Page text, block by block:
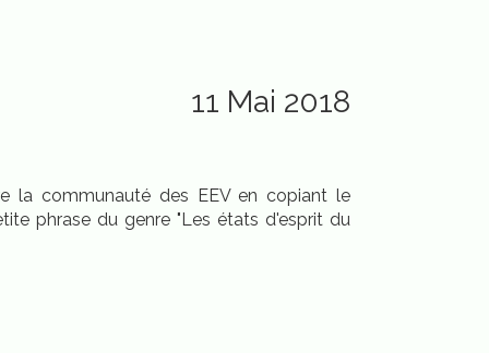
11 Mai 2018
la communauté des EEV en copiant le
phrase du genre "Les états d'esprit du